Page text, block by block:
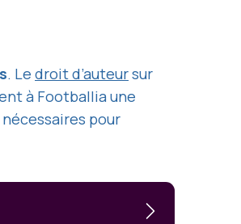
. Le droit d’auteursur
à Footballia une
pour